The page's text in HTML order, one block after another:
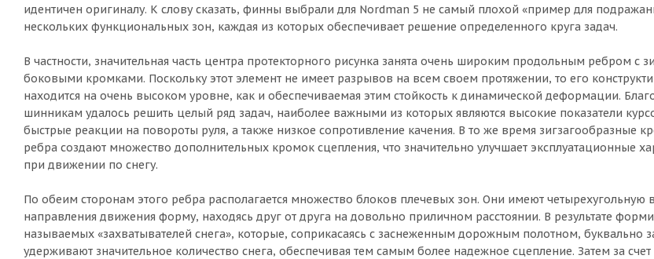
идентичен оригиналу. К слову сказать, финны выбрали для Nordman 5 не самый плохой «пример для
нескольких функциональных зон, каждая из которых обеспечивает решение определенного круга задач.
В частности, значительная часть центра протекторного рисунка занята очень широким продольным ребром с
боковыми кромками. Поскольку этот элемент не имеет разрывов на всем своем протяжении, то его
находится на очень высоком уровне, как и обеспечиваемая этим стойкость к динамической деформации.
шинникам удалось решить целый ряд задач, наиболее важными из которых являются высокие показатели
быстрые реакции на повороты руля, а также низкое сопротивление качения. В то же время зигзагообразные
ребра создают множество дополнительных кромок сцепления, что значительно улучшает эксплуатационные
при движении по снегу.
По обеим сторонам этого ребра располагается множество блоков плечевых зон. Они имеют четырехугольную
направления движения форму, находясь друг от друга на довольно приличном расстоянии. В результате
называемых «захватывателей снега», которые, соприкасаясь с заснеженным дорожным полотном, буквально
удерживают значительное количество снега, обеспечивая тем самым более надежное сцепление. Затем за